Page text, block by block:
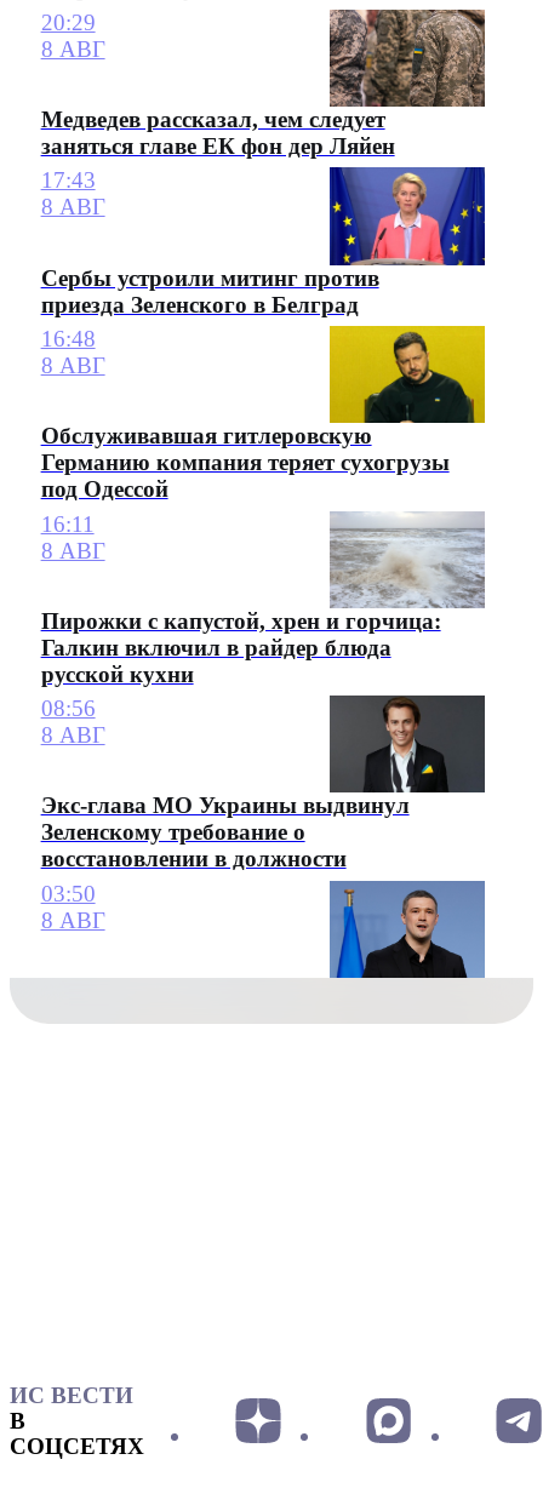
20:29
8 АВГ
Медведев рассказал, чем следует
заняться главе ЕК фон дер Ляйен
17:43
8 АВГ
Сербы устроили митинг против
приезда Зеленского в Белград
16:48
8 АВГ
Обслуживавшая гитлеровскую
Германию компания теряет сухогрузы
под Одессой
16:11
8 АВГ
Пирожки с капустой, хрен и горчица:
Галкин включил в райдер блюда
русской кухни
08:56
8 АВГ
Экс-глава МО Украины выдвинул
Зеленскому требование о
восстановлении в должности
03:50
8 АВГ
ИС ВЕСТИ
В
СОЦСЕТЯХ